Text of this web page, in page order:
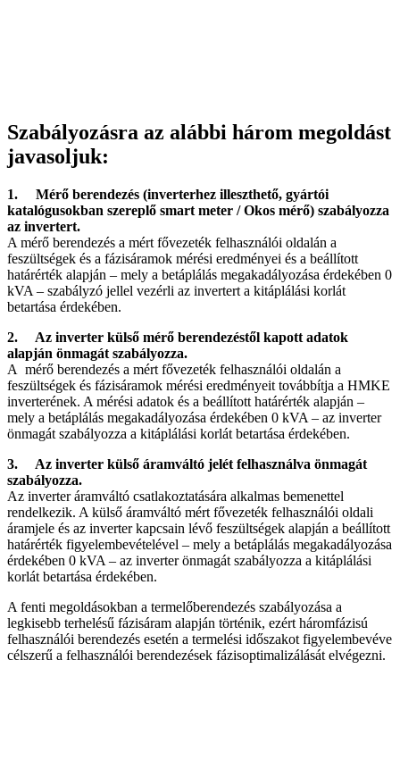
Szabályozásra az alábbi három megoldást
javasoljuk:
1. Mérő berendezés (inverterhez illeszthető, gyártói
katalógusokban szereplő smart meter / Okos mérő) szabályozza
az invertert.
A mérő berendezés a mért fővezeték felhasználói oldalán a
feszültségek és a fázisáramok mérési eredményei és a beállított
határérték alapján – mely a betáplálás megakadályozása érdekében 0
kVA – szabályzó jellel vezérli az invertert a kitáplálási korlát
betartása érdekében.
2. Az inverter külső mérő berendezéstől kapott adatok
alapján önmagát szabályozza.
A mérő berendezés a mért fővezeték felhasználói oldalán a
feszültségek és fázisáramok mérési eredményeit továbbítja a HMKE
inverterének. A mérési adatok és a beállított határérték alapján –
mely a betáplálás megakadályozása érdekében 0 kVA – az inverter
önmagát szabályozza a kitáplálási korlát betartása érdekében.
3. Az inverter külső áramváltó jelét felhasználva önmagát
szabályozza.
Az inverter áramváltó csatlakoztatására alkalmas bemenettel
rendelkezik. A külső áramváltó mért fővezeték felhasználói oldali
áramjele és az inverter kapcsain lévő feszültségek alapján a beállított
határérték figyelembevételével – mely a betáplálás megakadályozása
érdekében 0 kVA – az inverter önmagát szabályozza a kitáplálási
korlát betartása érdekében.
A fenti megoldásokban a termelőberendezés szabályozása a
legkisebb terhelésű fázisáram alapján történik, ezért háromfázisú
felhasználói berendezés esetén a termelési időszakot figyelembevéve
célszerű a felhasználói berendezések fázisoptimalizálását elvégezni.